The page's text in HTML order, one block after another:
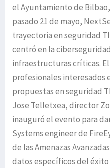
el Ayuntamiento de
pasado 21 de mayo,
trayectoria en seguridad
centró en la
infraestructuras críticas.
profesionales interesados
propuestas en seguridad
Jose Telletxea, director
inauguró el evento para
Systems engineer de
de las Amenazas
datos específicos del éxito